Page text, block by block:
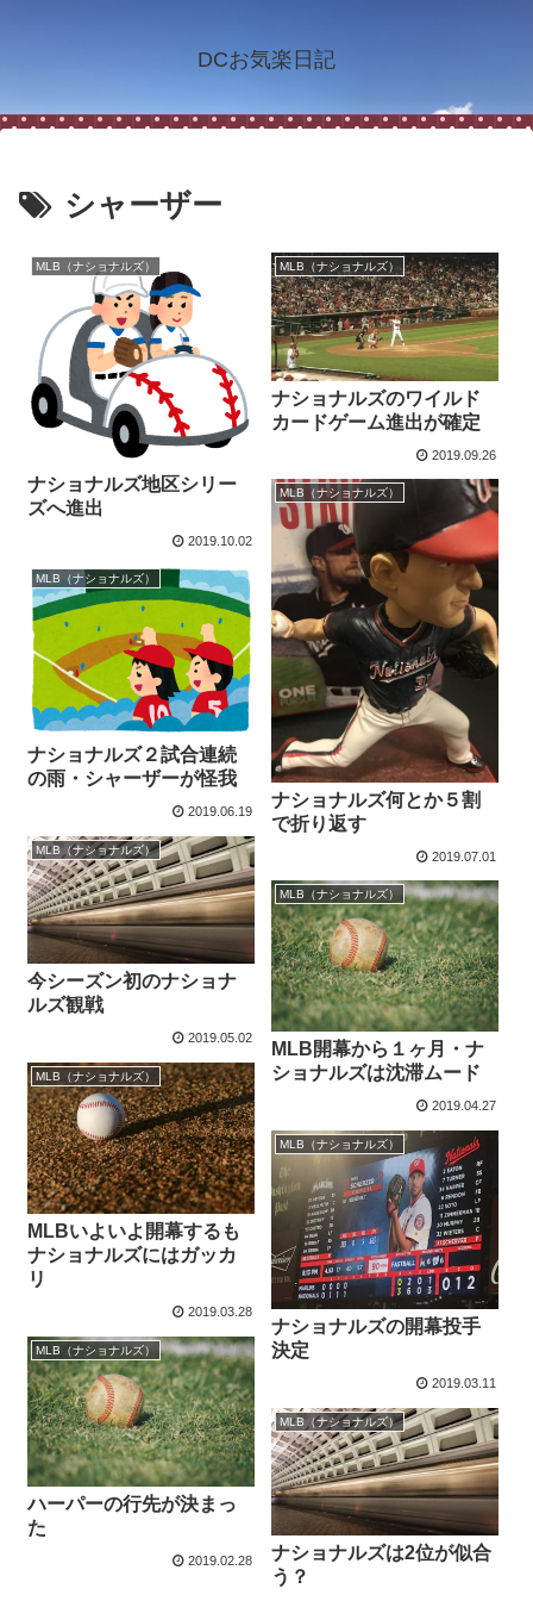
DCお気楽日記
シャーザー
MLB（ナショナルズ）
ナショナルズ地区シリー
ズへ進出
2019.10.02
MLB（ナショナルズ）
ナショナルズのワイルド
カードゲーム進出が確定
2019.09.26
MLB（ナショナルズ）
ナショナルズ何とか５割
で折り返す
2019.07.01
MLB（ナショナルズ）
ナショナルズ２試合連続
の雨・シャーザーが怪我
2019.06.19
MLB（ナショナルズ）
今シーズン初のナショナ
ルズ観戦
2019.05.02
MLB（ナショナルズ）
MLB開幕から１ヶ月・ナ
ショナルズは沈滞ムード
2019.04.27
MLB（ナショナルズ）
MLBいよいよ開幕するも
ナショナルズにはガッカ
リ
2019.03.28
MLB（ナショナルズ）
ナショナルズの開幕投手
決定
2019.03.11
MLB（ナショナルズ）
ハーパーの行先が決まっ
た
2019.02.28
MLB（ナショナルズ）
ナショナルズは2位が似合
う？